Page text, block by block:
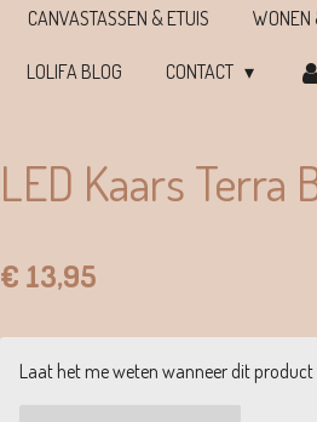
CANVASTASSEN & ETUIS WONEN
LOLIFA BLOG CONTACT
LED Kaars Terra
€ 13,95
Laat het me weten wanneer dit